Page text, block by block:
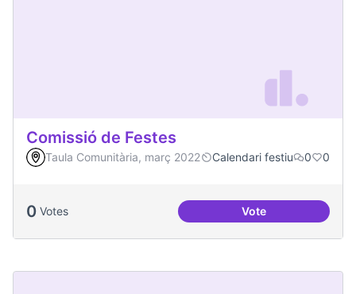
Comissió de Festes
Taula Comunitària, març 2022 Calendari festiu 0 0
0 Votes VoteComissió de